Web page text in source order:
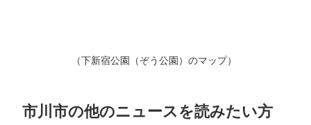
（下新宿公園（ぞう公園）のマップ）
市川市の他のニュースを読みたい方